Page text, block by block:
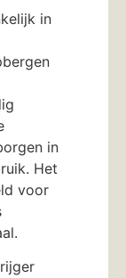
in
in
Het
voor